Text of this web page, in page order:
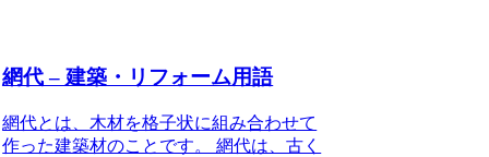
網代 – 建築・リフォーム用語
網代とは、木材を格子状に組み合わせて
作った建築材のことです。 網代は、古く